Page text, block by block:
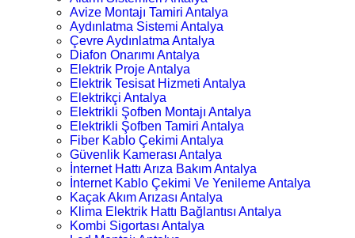
Avize Montajı Tamiri Antalya
Aydınlatma Sistemi Antalya
Çevre Aydınlatma Antalya
Diafon Onarımı Antalya
Elektrik Proje Antalya
Elektrik Tesisat Hizmeti Antalya
Elektrikçi Antalya
Elektrikli Şofben Montajı Antalya
Elektrikli Şofben Tamiri Antalya
Fiber Kablo Çekimi Antalya
Güvenlik Kamerası Antalya
İnternet Hattı Arıza Bakım Antalya
İnternet Kablo Çekimi Ve Yenileme Antalya
Kaçak Akım Arızası Antalya
Klima Elektrik Hattı Bağlantısı Antalya
Kombi Sigortası Antalya